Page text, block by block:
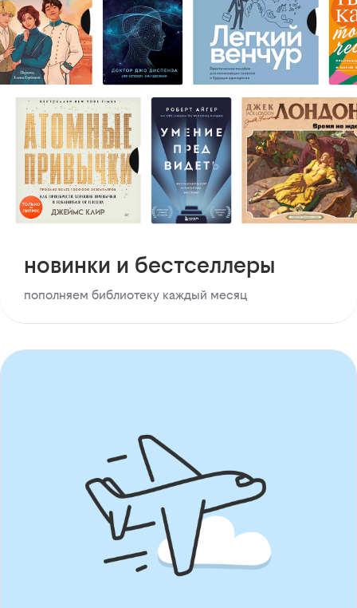
новинки и бестселлеры
пополняем библиотеку каждый месяц